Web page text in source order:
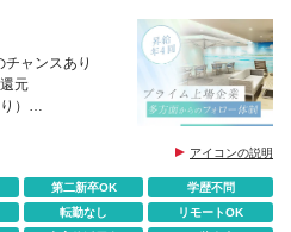
ャンスあり
元
）
アイコンの説明
第二新卒OK
学歴不問
転勤なし
リモートOK